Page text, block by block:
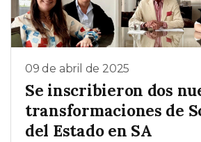
09 de abril de 2025
Se inscribieron dos
transformaciones de
del Estado en SA